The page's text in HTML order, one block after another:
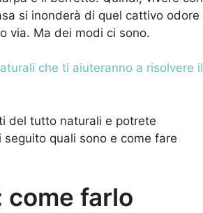
si inonderà di quel cattivo odore
via. Ma dei modi ci sono.
che ti aiuteranno a risolvere il
del tutto naturali e potrete
quali sono e come fare
come farlo